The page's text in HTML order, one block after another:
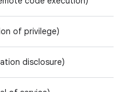
of privilege)
disclosure)